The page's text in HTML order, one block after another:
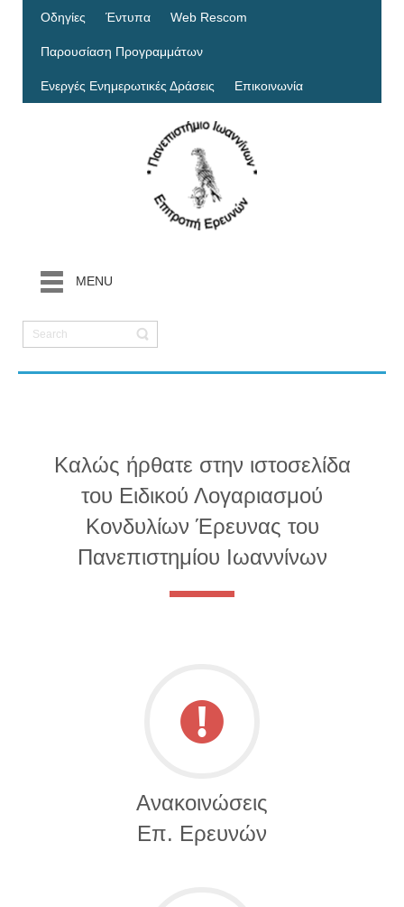
Οδηγίες Έντυπα Web Rescom
Παρουσίαση Προγραμμάτων
Ενεργές Ενημερωτικές Δράσεις Επικοινωνία
MENU
Καλώς ήρθατε στην ιστοσελίδα
του Ειδικού Λογαριασμού
Κονδυλίων Έρευνας του
Πανεπιστημίου Ιωαννίνων
Ανακοινώσεις
Επ. Ερευνών